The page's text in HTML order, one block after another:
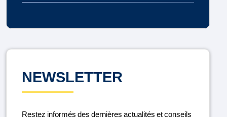
ENTRETIEN DU VÉHICULE
NEWSLETTER
Restez informés des dernières actualités et conseils